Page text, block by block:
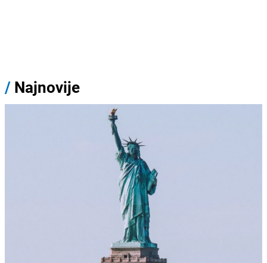
/ Najnovije